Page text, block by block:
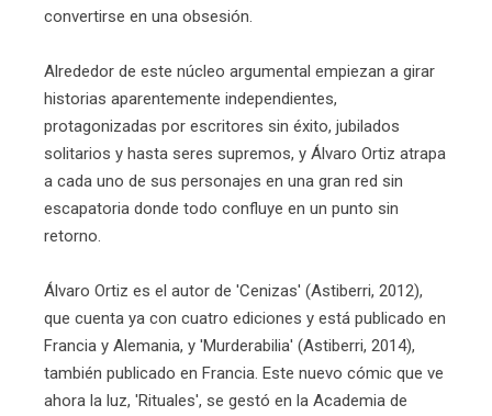
convertirse en una obsesión.
Alrededor de este núcleo argumental empiezan a girar
historias aparentemente independientes,
protagonizadas por escritores sin éxito, jubilados
solitarios y hasta seres supremos, y Álvaro Ortiz atrapa
a cada uno de sus personajes en una gran red sin
escapatoria donde todo confluye en un punto sin
retorno.
Álvaro Ortiz es el autor de 'Cenizas' (Astiberri, 2012),
que cuenta ya con cuatro ediciones y está publicado en
Francia y Alemania, y 'Murderabilia' (Astiberri, 2014),
también publicado en Francia. Este nuevo cómic que ve
ahora la luz, 'Rituales', se gestó en la Academia de